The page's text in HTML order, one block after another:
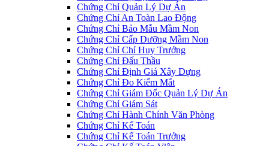
Chứng Chỉ Quản Lý Dự Án
Chứng Chỉ An Toàn Lao Động
Chứng Chỉ Bảo Mẫu Mầm Non
Chứng Chỉ Cấp Dưỡng Mầm Non
Chứng Chỉ Chỉ Huy Trưởng
Chứng Chỉ Đấu Thầu
Chứng Chỉ Định Giá Xây Dựng
Chứng Chỉ Đo Kiểm Mắt
Chứng Chỉ Giám Đốc Quản Lý Dự Án
Chứng Chỉ Giám Sát
Chứng Chỉ Hành Chính Văn Phòng
Chứng Chỉ Kế Toán
Chứng Chỉ Kế Toán Trưởng